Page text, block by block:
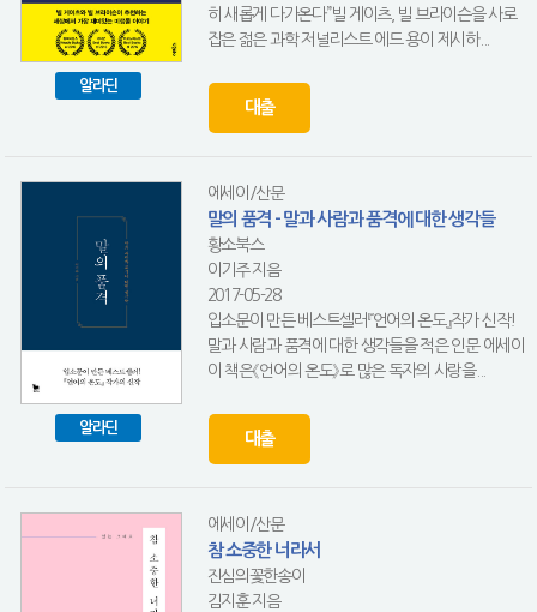
알라딘
히 새롭게 다가온다”빌 게이츠, 빌 브라이슨을 사로
잡은 젊은 과학 저널리스트 에드 용이 제시하...
대출
알라딘
에세이/산문
말의 품격 - 말과 사람과 품격에 대한 생각들
황소북스
이기주 지음
2017-05-28
입소문이 만든 베스트셀러『언어의 온도』작가 신작!
말과 사람과 품격에 대한 생각들을 적은 인문 에세이
이 책은《언어의 온도》로 많은 독자의 사랑을...
대출
에세이/산문
참 소중한 너라서
진심의꽃한송이
김지훈 지음